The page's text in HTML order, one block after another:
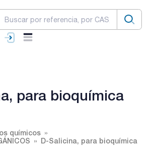
para bioquímica
químicos
D-Salicina, para bioquímica